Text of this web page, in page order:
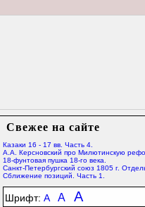
Свежее на сайте
Казаки 16 - 17 вв. Часть 4.
А.А. Керсновский про Милютинскую
18-фунтовая пушка 18-го века.
Санкт-Петербургский союз 1805 г.
Сближение позиций. Часть 1.
Шрифт:A A A